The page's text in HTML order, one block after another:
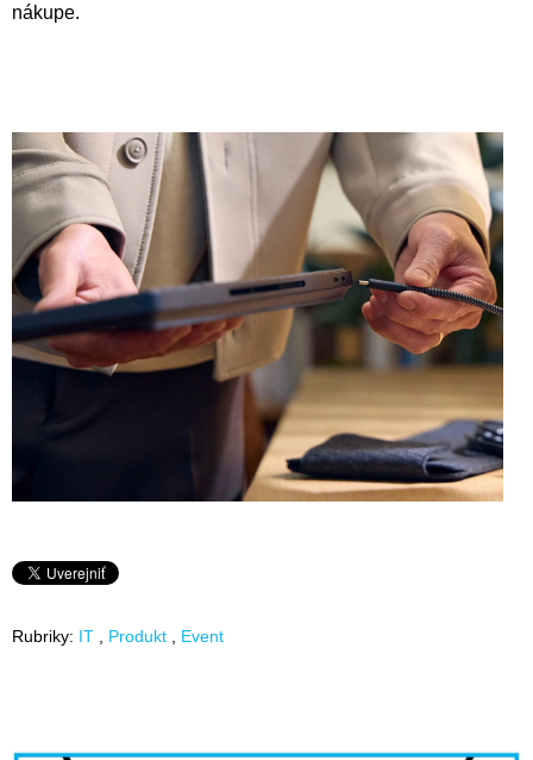
nákupe.
Rubriky: IT Produkt Event